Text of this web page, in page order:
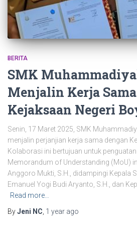
BERITA
SMK
Menjalin Kerja
Kejaksaan Negeri
Senin, 17 Maret 2025, SMK
menjalin perjanjian kerja sama dengan
Kolaborasi ini bertujuan untuk
Memorandum of Understanding (MoU)
Anggoro Mukti, S.H., didampingi Kepala
Emanuel Yogi Budi Aryanto, S.H., dan
Read more…
ByJeni NC 1 year ago